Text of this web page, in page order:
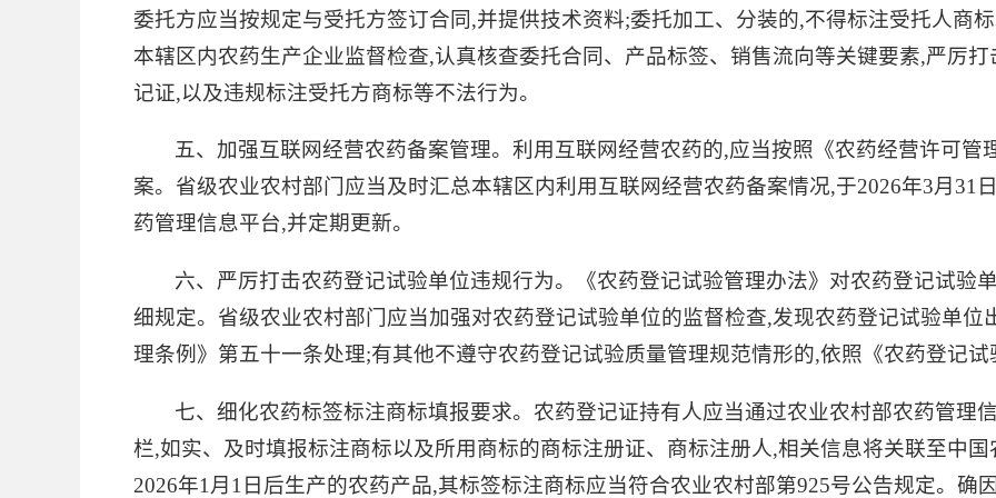
委托方应当按规定与受托方签订合同,并提供技术资料;委托加工、分装的,不得标注受托人商
本辖区内农药生产企业监督检查,认真核查委托合同、产品标签、销售流向等关键要素,严厉
记证,以及违规标注受托方商标等不法行为。
五、加强互联网经营农药备案管理。利用互联网经营农药的,应当按照《农药经营许可管
案。省级农业农村部门应当及时汇总本辖区内利用互联网经营农药备案情况,于2026年3月31
药管理信息平台,并定期更新。
六、严厉打击农药登记试验单位违规行为。《农药登记试验管理办法》对农药登记试验
细规定。省级农业农村部门应当加强对农药登记试验单位的监督检查,发现农药登记试验单
理条例》第五十一条处理;有其他不遵守农药登记试验质量管理规范情形的,依照《农药登记
七、细化农药标签标注商标填报要求。农药登记证持有人应当通过农业农村部农药管理
栏,如实、及时填报标注商标以及所用商标的商标注册证、商标注册人,相关信息将关联至中
2026年1月1日后生产的农药产品,其标签标注商标应当符合农业农村部第925号公告规定。确